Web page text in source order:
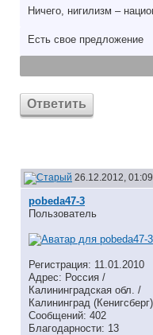
Ничего, нигилизм –
Есть свое предложениe
Ответить
26.12.2012, 01:09
pobeda47-3
Пользователь
Регистрация: 11.01.2010
Адрес: Россия /
Калининградская обл. /
Калининград (Кенигсберг)
Сообщений: 402
Благодарности: 13